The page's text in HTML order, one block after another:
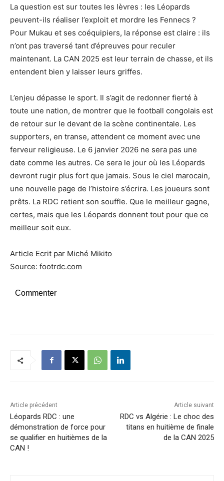
La question est sur toutes les lèvres : les Léopards
peuvent-ils réaliser l’exploit et mordre les Fennecs ?
Pour Mukau et ses coéquipiers, la réponse est claire : ils
n’ont pas traversé tant d’épreuves pour reculer
maintenant. La CAN 2025 est leur terrain de chasse, et ils
entendent bien y laisser leurs griffes.
L’enjeu dépasse le sport. Il s’agit de redonner fierté à
toute une nation, de montrer que le football congolais est
de retour sur le devant de la scène continentale. Les
supporters, en transe, attendent ce moment avec une
ferveur religieuse. Le 6 janvier 2026 ne sera pas une
date comme les autres. Ce sera le jour où les Léopards
devront rugir plus fort que jamais. Sous le ciel marocain,
une nouvelle page de l’histoire s’écrira. Les joueurs sont
prêts. La RDC retient son souffle. Que le meilleur gagne,
certes, mais que les Léopards donnent tout pour que ce
meilleur soit eux.
Article Ecrit par Miché Mikito
Source: footrdc.com
Commenter
Article précédent
Léopards RDC : une
démonstration de force pour
se qualifier en huitièmes de la
CAN !
Article suivant
RDC vs Algérie : Le choc des
titans en huitième de finale
de la CAN 2025